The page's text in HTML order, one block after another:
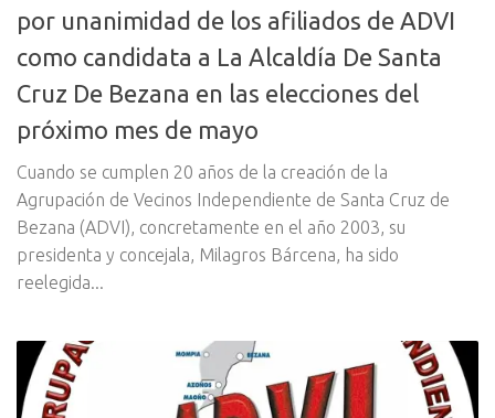
por unanimidad de los afiliados de ADVI
como candidata a La Alcaldía De Santa
Cruz De Bezana en las elecciones del
próximo mes de mayo
Cuando se cumplen 20 años de la creación de la
Agrupación de Vecinos Independiente de Santa Cruz de
Bezana (ADVI), concretamente en el año 2003, su
presidenta y concejala, Milagros Bárcena, ha sido
reelegida...